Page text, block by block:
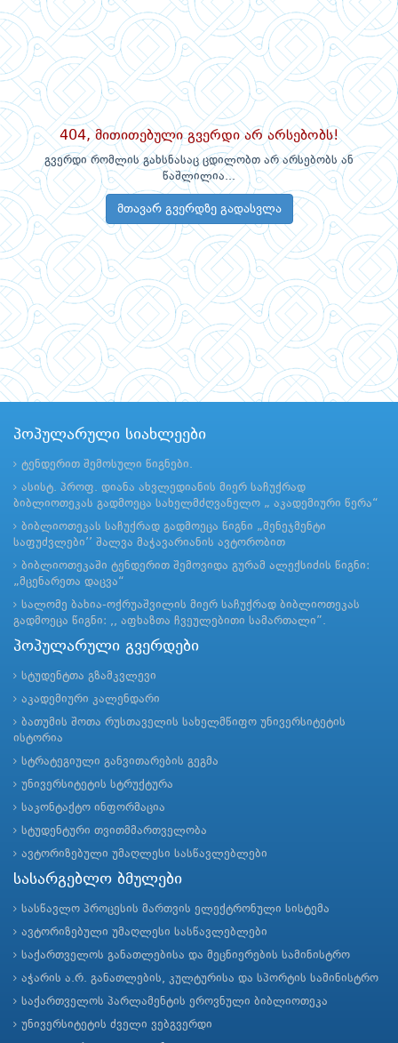
404, მითითებული გვერდი არ არსებობს!
გვერდი რომლის გახსნასაც ცდილობთ არ არსებობს ან
წაშლილია...
მთავარ გვერდზე გადასვლა
პოპულარული სიახლეები
ტენდერით შემოსული წიგნები.
ასისტ. პროფ. დიანა ახვლედიანის მიერ საჩუქრად
ბიბლიოთეკას გადმოეცა სახელმძღვანელო „ აკადემიური წერა“
ბიბლიოთეკას საჩუქრად გადმოეცა წიგნი „მენეჯმენტი
საფუძვლები’’ შალვა მაჭავარიანის ავტორობით
ბიბლიოთეკაში ტენდერით შემოვიდა გურამ ალექსიძის წიგნი:
„მცენარეთა დაცვა“
სალომე ბახია-ოქრუაშვილის მიერ საჩუქრად ბიბლიოთეკას
გადმოეცა წიგნი: ,, აფხაზთა ჩვეულებითი სამართალი”.
პოპულარული გვერდები
სტუდენტთა გზამკვლევი
აკადემიური კალენდარი
ბათუმის შოთა რუსთაველის სახელმწიფო უნივერსიტეტის
ისტორია
სტრატეგიული განვითარების გეგმა
უნივერსიტეტის სტრუქტურა
საკონტაქტო ინფორმაცია
სტუდენტური თვითმმართველობა
ავტორიზებული უმაღლესი სასწავლებლები
სასარგებლო ბმულები
სასწავლო პროცესის მართვის ელექტრონული სისტემა
ავტორიზებული უმაღლესი სასწავლებლები
საქართველოს განათლებისა და მეცნიერების სამინისტრო
აჭარის ა.რ. განათლების, კულტურისა და სპორტის სამინისტრო
საქართველოს პარლამენტის ეროვნული ბიბლიოთეკა
უნივერსიტეტის ძველი ვებგვერდი